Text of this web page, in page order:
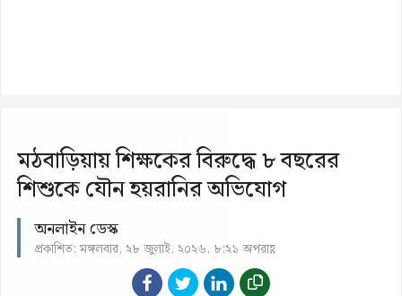
মঠবাড়িয়ায় শিক্ষকের বিরুদ্ধে ৮ বছরের
শিশুকে যৌন হয়রানির অভিযোগ
অনলাইন ডেস্ক
প্রকাশিত: মঙ্গলবার, ২৮ জুলাই, ২০২৬, ৮:২১ অপরাহ্ণ